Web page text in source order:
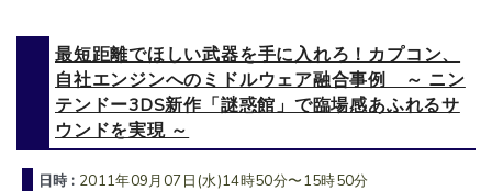
最短距離でほしい武器を手に入れろ！カプコン、
自社エンジンへのミドルウェア融合事例 ～ ニン
テンドー3DS新作「謎惑館」で臨場感あふれるサ
ウンドを実現 ～
日時 : 2011年09月07日(水)14時50分〜15時50分